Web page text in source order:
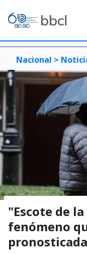
Nacional >
"Escote de
fenómeno